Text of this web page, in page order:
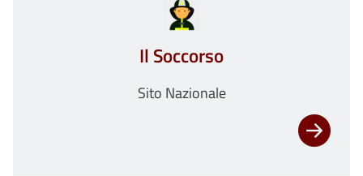
Il Soccorso
Sito Nazionale